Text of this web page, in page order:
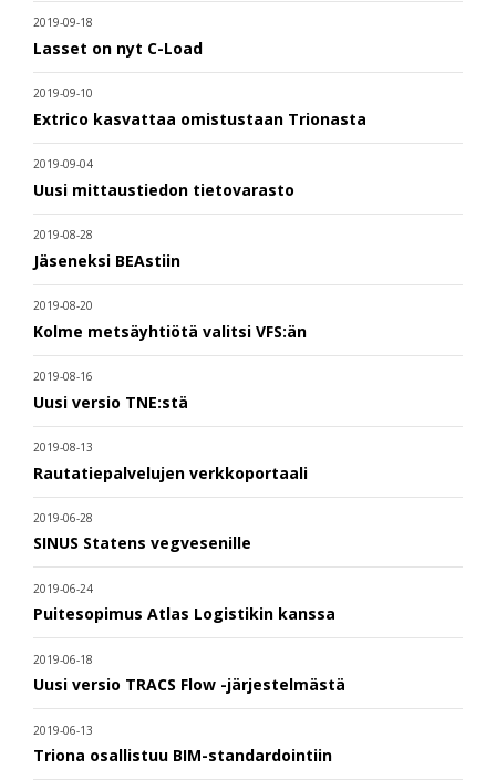
2019-09-18
Lasset on nyt C-Load
2019-09-10
Extrico kasvattaa omistustaan Trionasta
2019-09-04
Uusi mittaustiedon tietovarasto
2019-08-28
Jäseneksi BEAstiin
2019-08-20
Kolme metsäyhtiötä valitsi VFS:än
2019-08-16
Uusi versio TNE:stä
2019-08-13
Rautatiepalvelujen verkkoportaali
2019-06-28
SINUS Statens vegvesenille
2019-06-24
Puitesopimus Atlas Logistikin kanssa
2019-06-18
Uusi versio TRACS Flow -järjestelmästä
2019-06-13
Triona osallistuu BIM-standardointiin